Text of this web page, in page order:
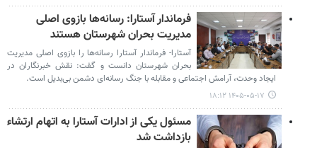
فرماندار آستارا: رسانه‌ها بازوی اصلی
مدیریت بحران شهرستان هستند
آستارا- فرماندار آستارا رسانه‌ها را بازوی اصلی مدیریت
بحران شهرستان دانست و گفت: نقش خبرنگاران در
ایجاد وحدت، آرامش اجتماعی و مقابله با جنگ رسانه‌ای دشمن بی‌بدیل است.
۱۴۰۵-۰۵-۱۷ ۱۸:۱۲
مسئول یکی از ادارات آستارا به اتهام ارتشاء
بازداشت شد